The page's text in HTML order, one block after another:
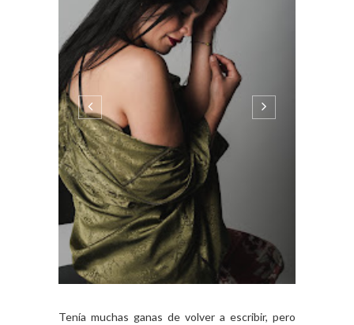
Tenía muchas ganas de volver a escribir, pero